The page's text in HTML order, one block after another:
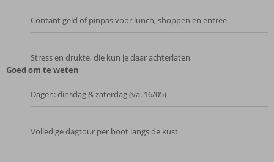
Contant geld of pinpas voor lunch, shoppen en entree
Stress en drukte, die kun je daar achterlaten
Goed om te weten
Dagen: dinsdag & zaterdag (va. 16/05)
Volledige dagtour per boot langs de kust